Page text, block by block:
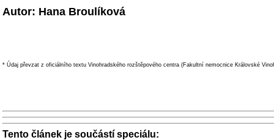
Autor: Hana Broulíková
* Údaj převzat z oficiálního textu Vinohradského rozštěpového centra (Fakultní nemocnice Královské
Tento článek je součástí speciálu: